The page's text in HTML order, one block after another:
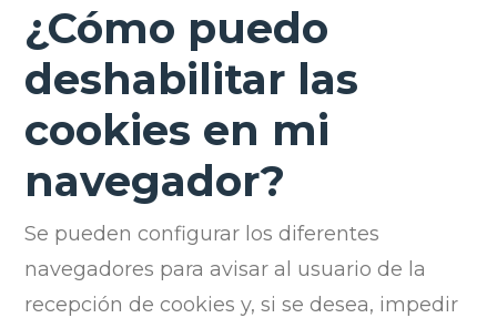
¿Cómo puedo
deshabilitar las
cookies en mi
navegador?
Se pueden configurar los diferentes
navegadores para avisar al usuario de la
recepción de cookies y, si se desea, impedir